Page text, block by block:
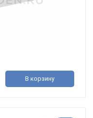
В корзину